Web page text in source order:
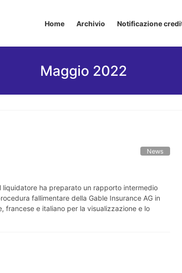
Home Archivio Notificazione
Maggio 2022
News
ha preparato un rapporto intermedio
fallimentare della Gable Insurance AG in
francese e italiano per la visualizzazione e lo